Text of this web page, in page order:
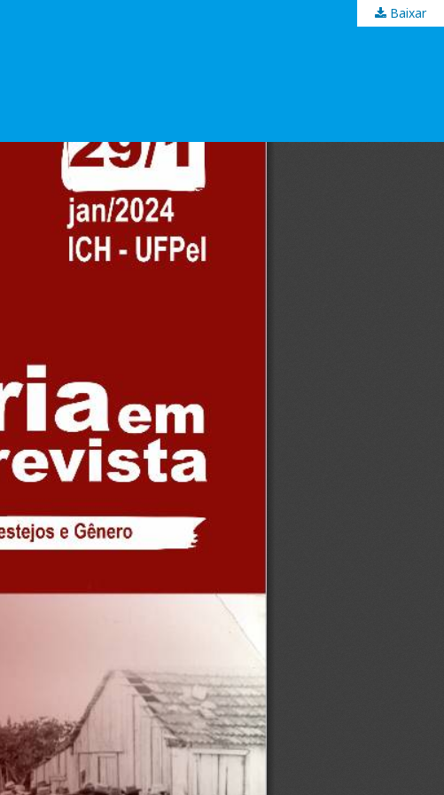
Baixar